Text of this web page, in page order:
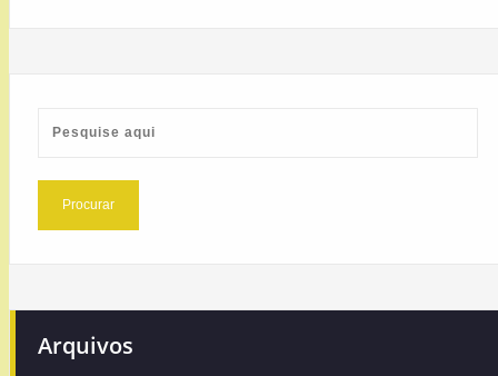
Arquivos